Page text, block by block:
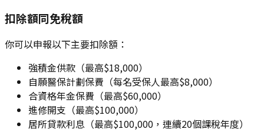
扣除額同免稅額
你可以申報以下主要扣除額：
強積金供款（最高$18,000）
自願醫保計劃保費（每名受保人最高$8,000）
合資格年金保費（最高$60,000）
進修開支（最高$100,000）
居所貸款利息（最高$100,000，連續20個課稅年度）